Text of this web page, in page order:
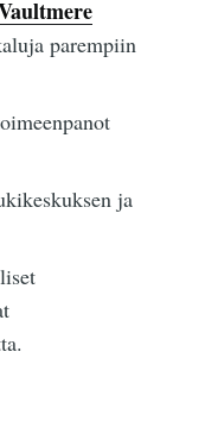
parempiin
ja